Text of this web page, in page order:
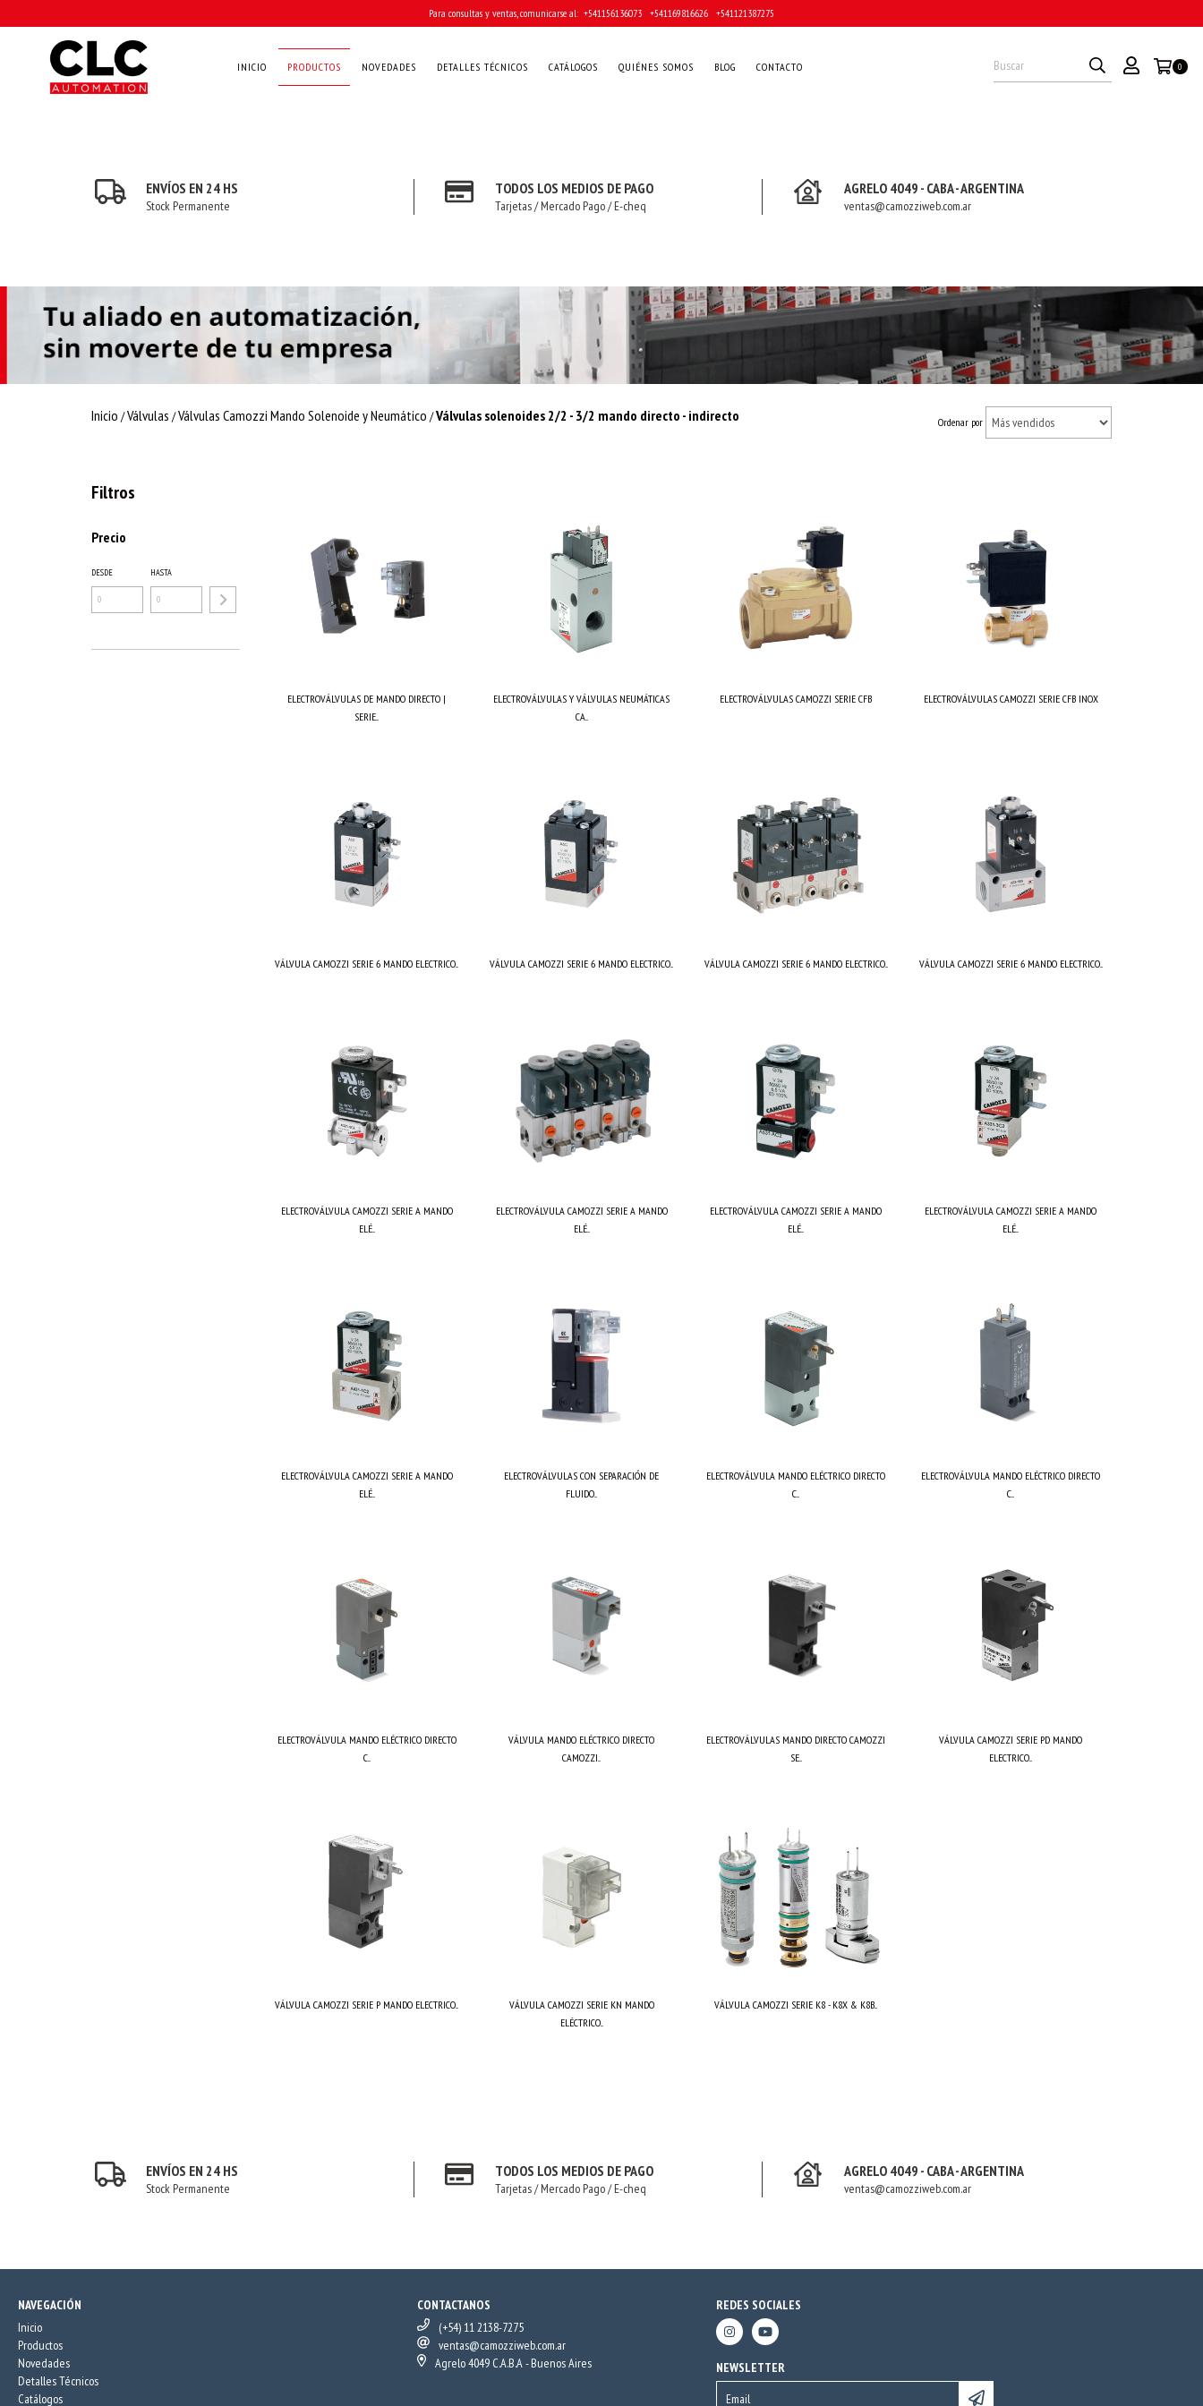
Para consultas y ventas, comunicarse al: ‎ +541156136073 ‎ ‎ +541169816626 ‎ ‎ +541121387275
INICIO PRODUCTOS NOVEDADES DETALLES TÉCNICOS CATÁLOGOS QUIÉNES SOMOS BLOG CONTACTO 0
ENVÍOS EN 24 HS
Stock Permanente
TODOS LOS MEDIOS DE PAGO
Tarjetas / Mercado Pago / E-cheq
AGRELO 4049 - CABA - ARGENTINA
ventas@camozziweb.com.ar
Inicio /Válvulas /Válvulas Camozzi Mando Solenoide y Neumático /Válvulas solenoides 2/2 - 3/2 mando directo - indirecto Ordenar por
Filtros
Precio
DESDE HASTA
ELECTROVÁLVULAS DE MANDO DIRECTO |
SERIE...
ELECTROVÁLVULAS Y VÁLVULAS NEUMÁTICAS
CA...
ELECTROVÁLVULAS CAMOZZI SERIE CFB ELECTROVÁLVULAS CAMOZZI SERIE CFB INOX
VÁLVULA CAMOZZI SERIE 6 MANDO ELECTRICO... VÁLVULA CAMOZZI SERIE 6 MANDO ELECTRICO... VÁLVULA CAMOZZI SERIE 6 MANDO ELECTRICO... VÁLVULA CAMOZZI SERIE 6 MANDO ELECTRICO...
ELECTROVÁLVULA CAMOZZI SERIE A MANDO
ELÉ...
ELECTROVÁLVULA CAMOZZI SERIE A MANDO
ELÉ...
ELECTROVÁLVULA CAMOZZI SERIE A MANDO
ELÉ...
ELECTROVÁLVULA CAMOZZI SERIE A MANDO
ELÉ...
ELECTROVÁLVULA CAMOZZI SERIE A MANDO
ELÉ...
ELECTROVÁLVULAS CON SEPARACIÓN DE
FLUIDO...
ELECTROVÁLVULA MANDO ELÉCTRICO DIRECTO
C...
ELECTROVÁLVULA MANDO ELÉCTRICO DIRECTO
C...
ELECTROVÁLVULA MANDO ELÉCTRICO DIRECTO
C...
VÁLVULA MANDO ELÉCTRICO DIRECTO
CAMOZZI...
ELECTROVÁLVULAS MANDO DIRECTO CAMOZZI
SE...
VÁLVULA CAMOZZI SERIE PD MANDO
ELECTRICO...
VÁLVULA CAMOZZI SERIE P MANDO ELECTRICO...
VÁLVULA CAMOZZI SERIE KN MANDO
ELÉCTRICO...
VÁLVULA CAMOZZI SERIE K8 - K8X & K8B...
ENVÍOS EN 24 HS
Stock Permanente
TODOS LOS MEDIOS DE PAGO
Tarjetas / Mercado Pago / E-cheq
AGRELO 4049 - CABA - ARGENTINA
ventas@camozziweb.com.ar
NAVEGACIÓN
Inicio
Productos
Novedades
Detalles Técnicos
Catálogos
CONTACTANOS
(+54) 11 2138-7275
ventas@camozziweb.com.ar
Agrelo 4049 C.A.B.A - Buenos Aires
REDES SOCIALES
NEWSLETTER